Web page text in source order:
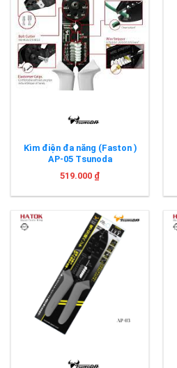
Kìm điện đa năng (Faston )
AP-05 Tsunoda
519.000 ₫